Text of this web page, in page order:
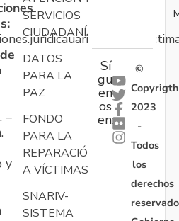
–
y
SERVICIOS
CIUDADANÍA
DATOS
PARA LA
PAZ
FONDO
PARA LA
REPARACIÓN
A VÍCTIMAS
SNARIV-
SISTEMA
Sí
gu
en
os
en:
©
Copyrigth
2023
-
Todos
los
derechos